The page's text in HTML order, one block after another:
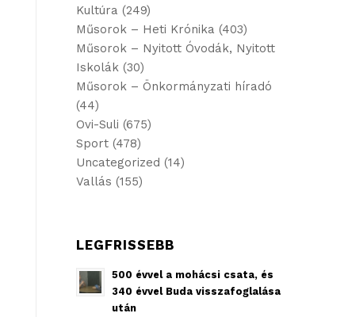
Kultúra (249)
Műsorok – Heti Krónika (403)
Műsorok – Nyitott Óvodák, Nyitott
Iskolák (30)
Műsorok – Önkormányzati híradó
(44)
Ovi-Suli (675)
Sport (478)
Uncategorized (14)
Vallás (155)
LEGFRISSEBB
500 évvel a mohácsi csata, és
340 évvel Buda visszafoglalása
után